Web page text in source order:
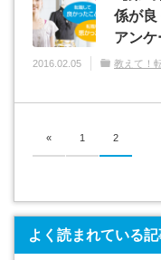
係が良
アンケ
2016.02.05 教えて！
« 1 2
よく読まれている記